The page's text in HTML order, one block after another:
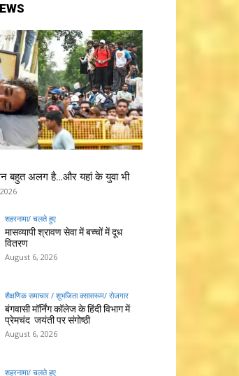
बहुत अलग है…और यहां के युवा भी
शहरनामा/ चलते हुए
मासव्यापी श्रावण सेवा में बच्चों में दूध
वितरण
August 6, 2026
शैक्षणिक समाचार / शुभजिता क्सासरूम/ रोजगार
बंगवासी मॉर्निंग कॉलेज के हिंदी विभाग में
प्रेमचंद जयंती पर संगोष्ठी
August 6, 2026
शहरनामा/ चलते हुए